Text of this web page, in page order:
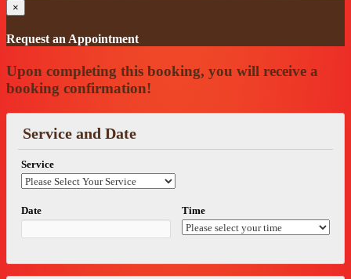
×
Request an Appointment
Upon completing this booking, you will receive a
booking confirmation!
Service and Date
Service
Date Time